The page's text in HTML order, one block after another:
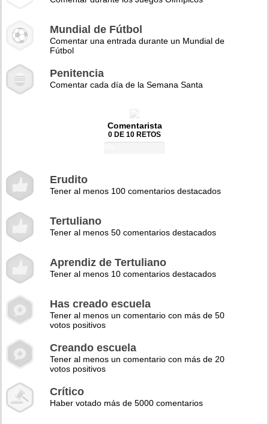
Mundial de Fútbol
Comentar una entrada durante un Mundial de
Fútbol
Penitencia
Comentar cada día de la Semana Santa
Comentarista
0 DE 10 RETOS
Erudito
Tener al menos 100 comentarios destacados
Tertuliano
Tener al menos 50 comentarios destacados
Aprendiz de Tertuliano
Tener al menos 10 comentarios destacados
Has creado escuela
Tener al menos un comentario con más de 50
votos positivos
Creando escuela
Tener al menos un comentario con más de 20
votos positivos
Crítico
Haber votado más de 5000 comentarios